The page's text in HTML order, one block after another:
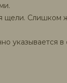
Слишком
указывается в